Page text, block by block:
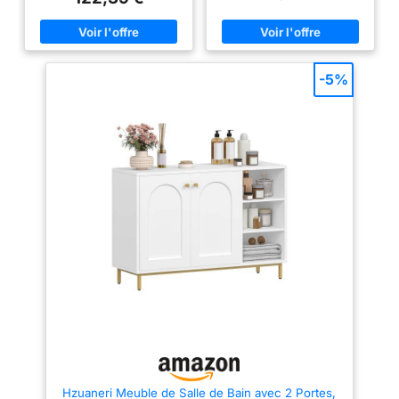
tous vos besoins de rangement
Portes et étagères réglables :
Les portes supérieures et
inférieures de ce meuble sont
Facile à assembler et à nettoyer
: Grâce aux pièces numérotées
et aux instructions claires,
l’assemblage de cette colonne
est un jeu d’enfant, les
meuble de salle de bain un
meuble-déco idéal pour votre
solides et stables, le kit anti-
stabilité et sécurise l’ensemble
similaires. Les 2 tiroirs
spacieux permettent un
rangement organisé des petits
meuble salle de bain‌ peut servir
comme armoire haute de salle
de bain pour les essentiels de
Tiroirs‌ à long terme pour garder
les articles bien organisés
【Décoration Polyvalente】‌
Avec son fini blanc élégant et
ses lignes épurées, ce ‌Armoire
de Salle de Bain‌ dégage une
texture unique et sophistiquée.
Il s'intègre harmonieusement à
divers styles d'intérieur, que ce
soit dans la salle de bain, le
salon ou le couloir, améliorant
des ajustements flexibles de
des bouteilles, contenants et
Hzuaneri Meuble de Salle de Bain avec 2 Portes,
-5%